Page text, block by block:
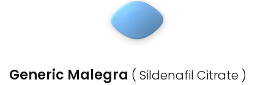
Generic Malegra ( Sildenafil Citrate )